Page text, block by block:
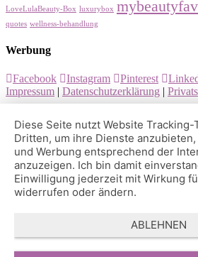
LoveLulaBeauty-Box luxurybox
quotes wellness-behandlung
Werbung
Facebook Instagram Pinterest
Impressum | Datenschutzerklärung |
Diese Seite nutzt Website
Dritten, um ihre Dienste
und Werbung entsprechend der
anzuzeigen. Ich bin damit
Einwilligung jederzeit mit Wirkung
widerrufen oder ändern.
ABLEHNEN